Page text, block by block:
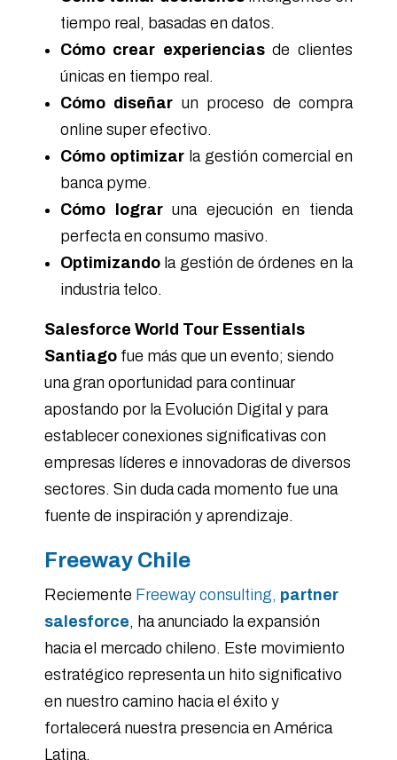
tiempo real, basadas en datos.
Cómo crear experienciasde clientes
únicas en tiempo real.
Cómo diseñar un proceso de compra
online super efectivo.
Cómo optimizarla gestión comercial en
banca pyme.
Cómo lograruna ejecución en tienda
perfecta en consumo masivo.
Optimizandola gestión de órdenes en la
industria telco.
Salesforce World Tour Essentials
Santiagofue más que un evento; siendo
una gran oportunidad para continuar
apostando por la Evolución Digital y para
establecer conexiones significativas con
empresas líderes e innovadoras de diversos
sectores. Sin duda cada momento fue una
fuente de inspiración y aprendizaje.
Freeway Chile
Reciemente Freeway consulting, partner
salesforce, ha anunciado la expansión
hacia el mercado chileno. Este movimiento
estratégico representa un hito significativo
en nuestro camino hacia el éxito y
fortalecerá nuestra presencia en América
Latina.